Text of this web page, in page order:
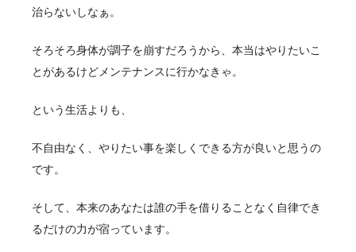
治らないしなぁ。
そろそろ身体が調子を崩すだろうから、本当はやりたいこ
とがあるけどメンテナンスに行かなきゃ。
という生活よりも、
不自由なく、やりたい事を楽しくできる方が良いと思うの
です。
そして、本来のあなたは誰の手を借りることなく自律でき
るだけの力が宿っています。